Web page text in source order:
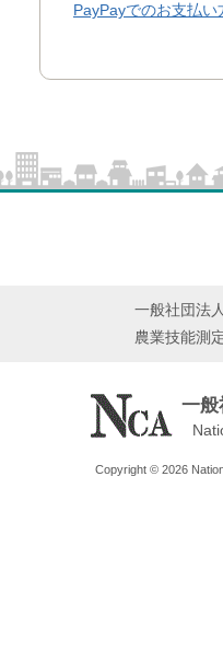
PayPayでのお支払い
一般社団法
農業技能測
一般
Copyright © 2026